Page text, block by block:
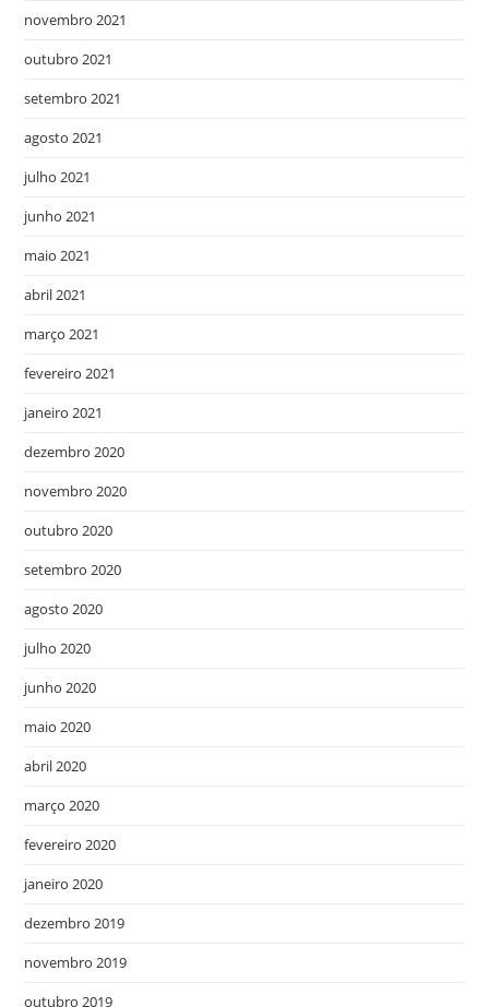
novembro 2021
outubro 2021
setembro 2021
agosto 2021
julho 2021
junho 2021
maio 2021
abril 2021
março 2021
fevereiro 2021
janeiro 2021
dezembro 2020
novembro 2020
outubro 2020
setembro 2020
agosto 2020
julho 2020
junho 2020
maio 2020
abril 2020
março 2020
fevereiro 2020
janeiro 2020
dezembro 2019
novembro 2019
outubro 2019